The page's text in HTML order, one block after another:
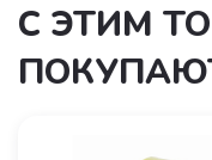
С ЭТИМ